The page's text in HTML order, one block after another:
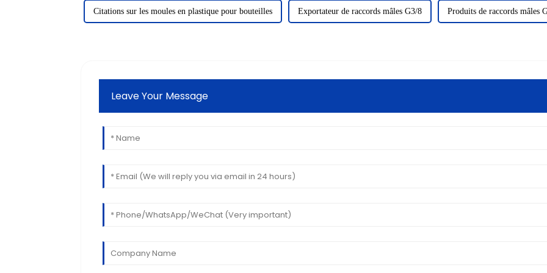
Citations sur les moules en plastique pour bouteilles Exportateur de raccords mâles G3/8 Produits de raccords mâles
Leave Your Message